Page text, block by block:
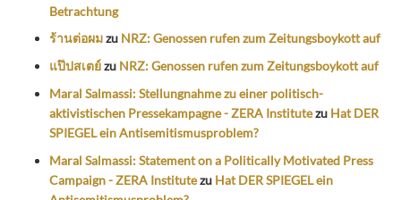
Betrachtung
ร้านต่อผมzu NRZ: Genossen rufen zum Zeitungsboykott auf
แป๊ปสเตย์zu NRZ: Genossen rufen zum Zeitungsboykott auf
Maral Salmassi: Stellungnahme zu einer politisch-
aktivistischen Pressekampagne - ZERA Institutezu Hat DER
SPIEGEL ein Antisemitismusproblem?
Maral Salmassi: Statement on a Politically Motivated Press
Campaign - ZERA Institutezu Hat DER SPIEGEL ein